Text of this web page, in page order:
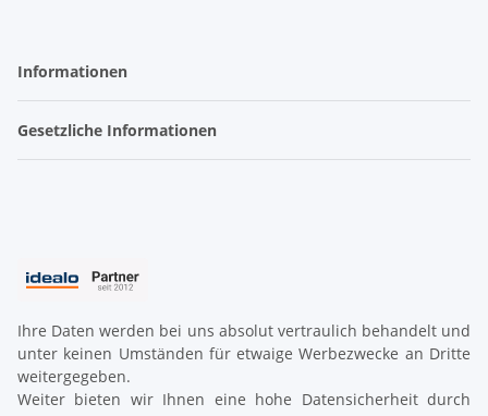
Informationen
Gesetzliche Informationen
Ihre Daten werden bei uns absolut vertraulich behandelt und
unter keinen Umständen für etwaige Werbezwecke an Dritte
weitergegeben.
Weiter bieten wir Ihnen eine hohe Datensicherheit durch